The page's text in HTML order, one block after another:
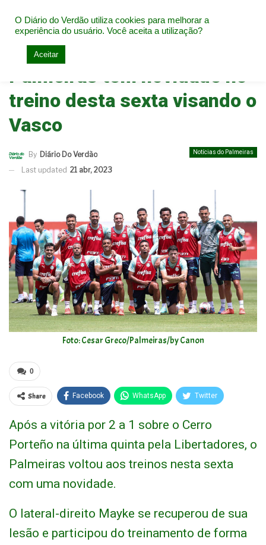
Home Notícias do Palmeiras
Palmeiras tem novidade no
treino desta sexta visando o
Vasco
Notícias do Palmeiras
By Diário Do Verdão
Last updated 21 abr, 2023
Foto: Cesar Greco/Palmeiras/by Canon
0
Share Facebook WhatsApp Twitter
Após a vitória por 2 a 1 sobre o Cerro
Porteño na última quinta pela Libertadores, o
Palmeiras voltou aos treinos nesta sexta
com uma novidade.
O lateral-direito Mayke se recuperou de sua
lesão e participou do treinamento de forma
O Diário do Verdão utiliza cookies para melhorar a
experiência do usuário. Você aceita a utilização?
Aceitar